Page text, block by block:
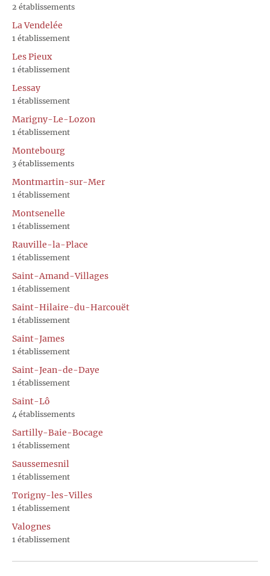
2 établissements
La Vendelée
1 établissement
Les Pieux
1 établissement
Lessay
1 établissement
Marigny-Le-Lozon
1 établissement
Montebourg
3 établissements
Montmartin-sur-Mer
1 établissement
Montsenelle
1 établissement
Rauville-la-Place
1 établissement
Saint-Amand-Villages
1 établissement
Saint-Hilaire-du-Harcouët
1 établissement
Saint-James
1 établissement
Saint-Jean-de-Daye
1 établissement
Saint-Lô
4 établissements
Sartilly-Baie-Bocage
1 établissement
Saussemesnil
1 établissement
Torigny-les-Villes
1 établissement
Valognes
1 établissement